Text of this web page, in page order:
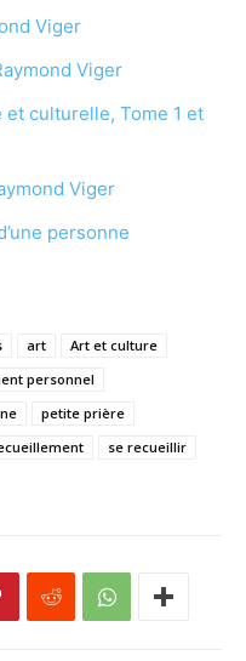
Viger
Viger
culturelle, Tome 1 et
Viger
personne
art
Art et culture
personnel
petite prière
se recueillir